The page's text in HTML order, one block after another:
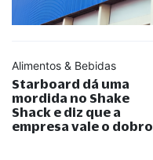
Alimentos & Bebidas
Starboard dá uma
mordida no Shake
Shack e diz que a
empresa vale o dobro